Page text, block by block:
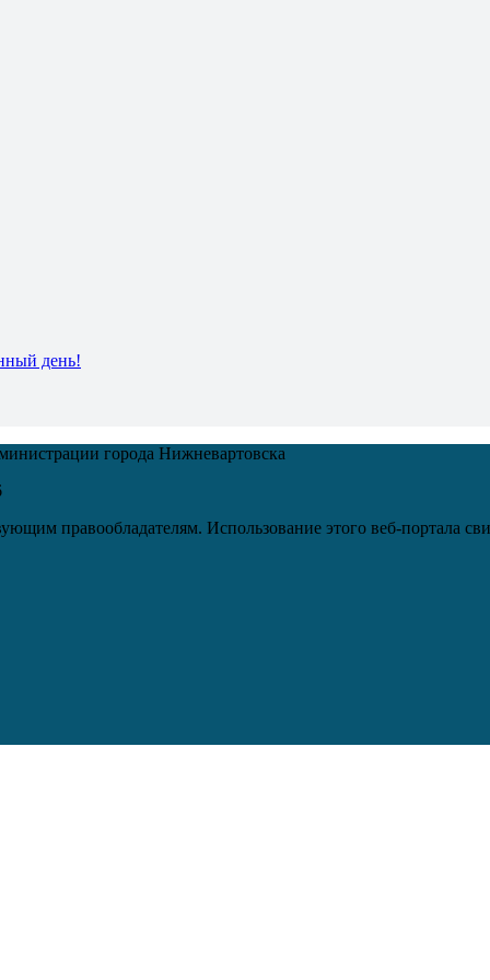
день!
города Нижневартовска
правообладателям. Использование этого веб-портала